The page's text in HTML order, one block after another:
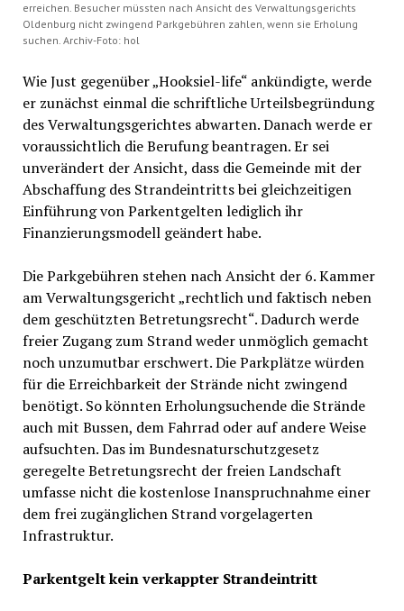
erreichen. Besucher müssten nach Ansicht des Verwaltungsgerichts
Oldenburg nicht zwingend Parkgebühren zahlen, wenn sie Erholung
suchen. Archiv-Foto: hol
Wie Just gegenüber „Hooksiel-life“ ankündigte, werde
er zunächst einmal die schriftliche Urteilsbegründung
des Verwaltungsgerichtes abwarten. Danach werde er
voraussichtlich die Berufung beantragen. Er sei
unverändert der Ansicht, dass die Gemeinde mit der
Abschaffung des Strandeintritts bei gleichzeitigen
Einführung von Parkentgelten lediglich ihr
Finanzierungsmodell geändert habe.
Die Parkgebühren stehen nach Ansicht der 6. Kammer
am Verwaltungsgericht „rechtlich und faktisch neben
dem geschützten Betretungsrecht“. Dadurch werde
freier Zugang zum Strand weder unmöglich gemacht
noch unzumutbar erschwert. Die Parkplätze würden
für die Erreichbarkeit der Strände nicht zwingend
benötigt. So könnten Erholungsuchende die Strände
auch mit Bussen, dem Fahrrad oder auf andere Weise
aufsuchten. Das im Bundesnaturschutzgesetz
geregelte Betretungsrecht der freien Landschaft
umfasse nicht die kostenlose Inanspruchnahme einer
dem frei zugänglichen Strand vorgelagerten
Infrastruktur.
Parkentgelt kein verkappter Strandeintritt